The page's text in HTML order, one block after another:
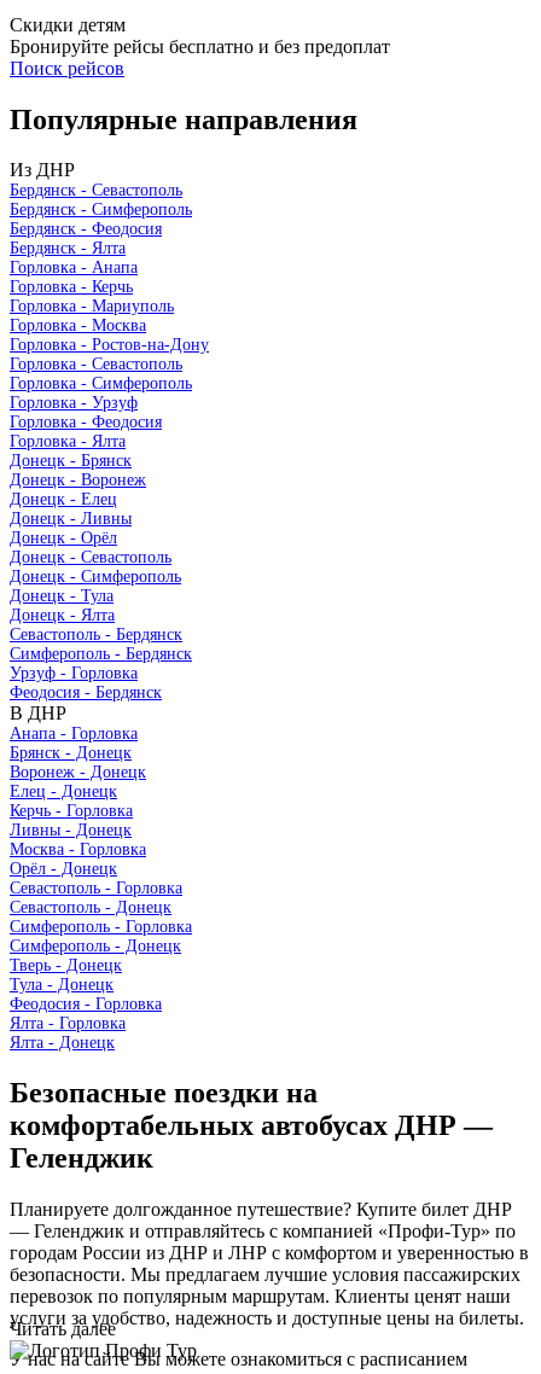
Скидки детям
Бронируйте рейсы бесплатно и без предоплат
Поиск рейсов
Популярные направления
Из ДНР
Бердянск - Севастополь
Бердянск - Симферополь
Бердянск - Феодосия
Бердянск - Ялта
Горловка - Анапа
Горловка - Керчь
Горловка - Мариуполь
Горловка - Москва
Горловка - Ростов-на-Дону
Горловка - Севастополь
Горловка - Симферополь
Горловка - Урзуф
Горловка - Феодосия
Горловка - Ялта
Донецк - Брянск
Донецк - Воронеж
Донецк - Елец
Донецк - Ливны
Донецк - Орёл
Донецк - Севастополь
Донецк - Симферополь
Донецк - Тула
Донецк - Ялта
Севастополь - Бердянск
Симферополь - Бердянск
Урзуф - Горловка
Феодосия - Бердянск
В ДНР
Анапа - Горловка
Брянск - Донецк
Воронеж - Донецк
Елец - Донецк
Керчь - Горловка
Ливны - Донецк
Москва - Горловка
Орёл - Донецк
Севастополь - Горловка
Севастополь - Донецк
Симферополь - Горловка
Симферополь - Донецк
Тверь - Донецк
Тула - Донецк
Феодосия - Горловка
Ялта - Горловка
Ялта - Донецк
Безопасные поездки на
комфортабельных автобусах ДНР —
Геленджик
Планируете долгожданное путешествие? Купите билет ДНР
— Геленджик и отправляйтесь с компанией «Профи-Тур» по
городам России из ДНР и ЛНР с комфортом и уверенностью в
безопасности. Мы предлагаем лучшие условия пассажирских
перевозок по популярным маршрутам. Клиенты ценят наши
услуги за удобство, надежность и доступные цены на билеты.
У нас на сайте Вы можете ознакомиться с расписанием
Читать далее